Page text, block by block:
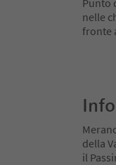
nelle
fronte
della
il